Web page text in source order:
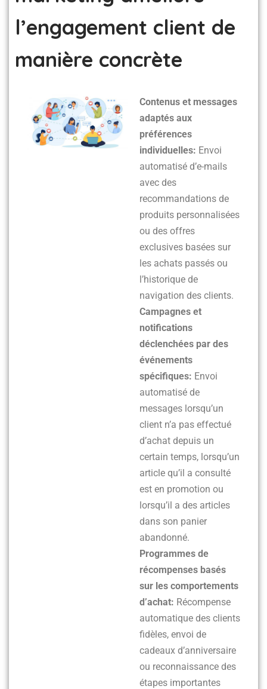
l’engagement client de
manière concrète
Contenus et messages
adaptés aux
préférences
individuelles: Envoi
automatisé d’e-mails
avec des
recommandations de
produits personnalisées
ou des offres
exclusives basées sur
les achats passés ou
l’historique de
navigation des clients.
Campagnes et
notifications
déclenchées par des
événements
spécifiques: Envoi
automatisé de
messages lorsqu’un
client n’a pas effectué
d’achat depuis un
certain temps, lorsqu’un
article qu’il a consulté
est en promotion ou
lorsqu’il a des articles
dans son panier
abandonné.
Programmes de
récompenses basés
sur les comportements
d’achat: Récompense
automatique des clients
fidèles, envoi de
cadeaux d’anniversaire
ou reconnaissance des
étapes importantes